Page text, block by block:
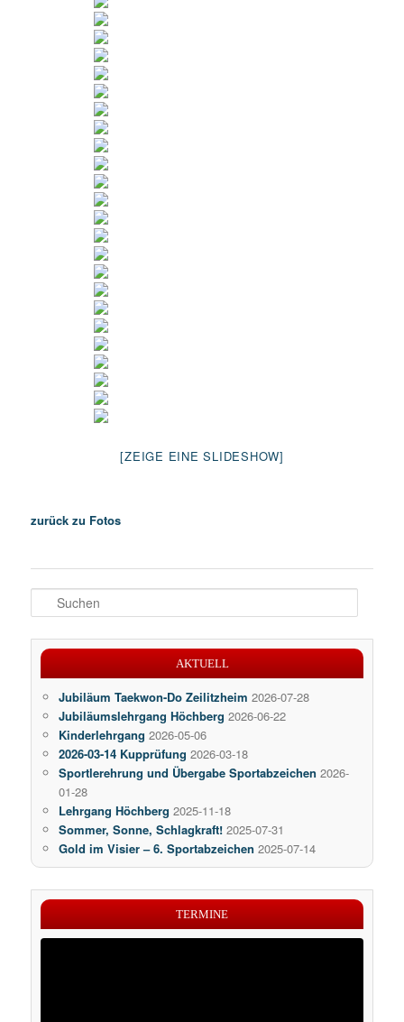
[ZEIGE EINE SLIDESHOW]
zurück zu Fotos
u
AKTUELL
Jubiläum Taekwon-Do Zeilitzheim 2026-07-28
Jubiläumslehrgang Höchberg 2026-06-22
Kinderlehrgang 2026-05-06
2026-03-14 Kupprüfung 2026-03-18
Sportlerehrung und Übergabe Sportabzeichen 2026-
01-28
Lehrgang Höchberg 2025-11-18
Sommer, Sonne, Schlagkraft! 2025-07-31
Gold im Visier – 6. Sportabzeichen 2025-07-14
TERMINE